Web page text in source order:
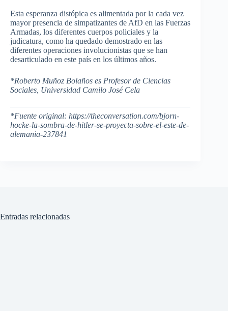
Esta esperanza distópica es alimentada por la cada vez
mayor presencia de simpatizantes de AfD en las Fuerzas
Armadas, los diferentes cuerpos policiales y la
judicatura, como ha quedado demostrado en las
diferentes operaciones involucionistas que se han
desarticulado en este país en los últimos años.
*Roberto Muñoz Bolaños es Profesor de Ciencias
Sociales, Universidad Camilo José Cela
*Fuente original: https://theconversation.com/bjorn-
hocke-la-sombra-de-hitler-se-proyecta-sobre-el-este-de-
alemania-237841
Entradas relacionadas